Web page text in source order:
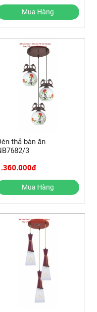
Mua Hàng
thả bàn ăn
3
Mua Hàng